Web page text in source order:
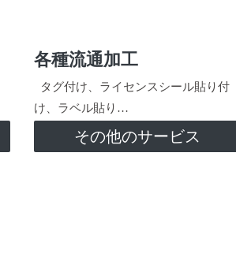
各種流通加工
タグ付け、ライセンスシール貼り付
け、ラベル貼り…
その他のサービス